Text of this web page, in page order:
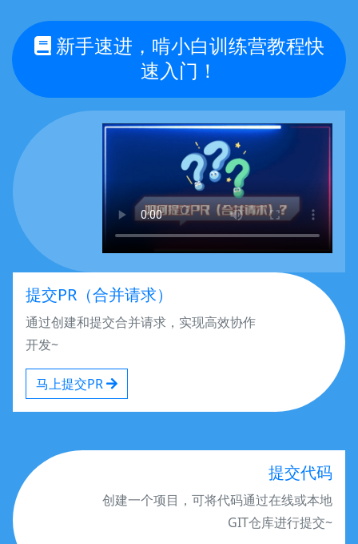
liujq 基础打榜达人
wr1996 基础打榜达人
基础打榜达人
qinsh 基础打榜达人
JKsaigo 基础打榜达人
Stardust_minus
新手速进，啃小白训练营教程快
速入门！
提交PR（合并请求）
通过创建和提交合并请求，实现高效协作
开发~
马上提交PR
提交代码
创建一个项目，可将代码通过在线或本地
GIT仓库进行提交~